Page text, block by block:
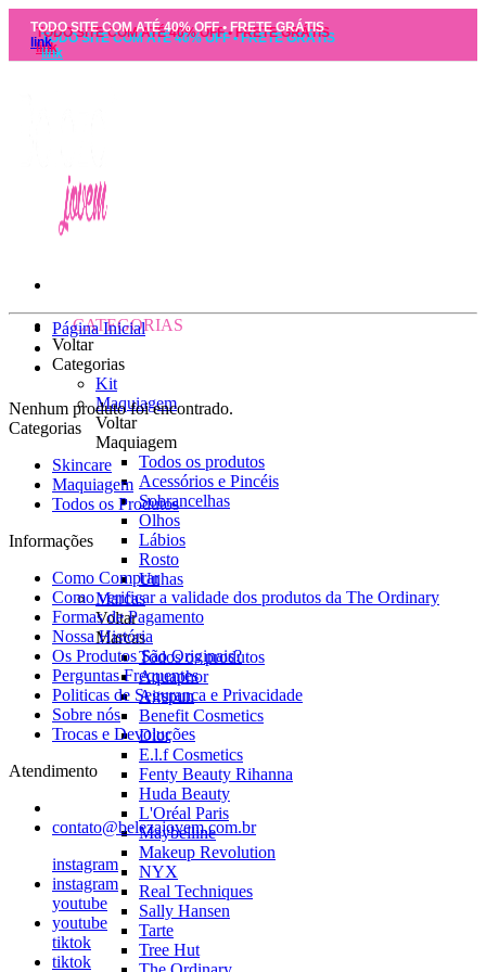
TODO SITE COM ATÉ 40% OFF • FRETE GRÁTIS
link
CATEGORIAS
Voltar
Categorias
Kit
Maquiagem
Voltar
Maquiagem
Todos os produtos
Acessórios e Pincéis
Sobrancelhas
Olhos
Lábios
Rosto
Unhas
Marcas
Voltar
Marcas
Todos os produtos
Aquaphor
Airspun
Benefit Cosmetics
Dior
E.l.f Cosmetics
Fenty Beauty Rihanna
Huda Beauty
L'Oréal Paris
Maybelline
Makeup Revolution
NYX
Real Techniques
Sally Hansen
Tarte
Tree Hut
Página Inicial
Nenhum produto foi encontrado.
Categorias
Skincare
Maquiagem
Todos os Produtos
Informações
Como Comprar
Como verificar a validade dos produtos da The Ordinary
Formas de Pagamento
Nossa História
Os Produtos São Originais?
Perguntas Frequentes
Politicas de Seguranca e Privacidade
Sobre nós
Trocas e Devoluções
Atendimento
contato@belezajovem.com.br
instagram
instagram
youtube
youtube
tiktok
tiktok